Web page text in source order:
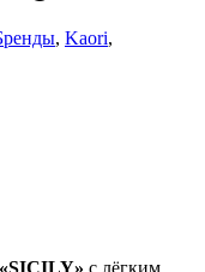
, Kaori,
с лёгким